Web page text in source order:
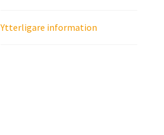
Ytterligare information